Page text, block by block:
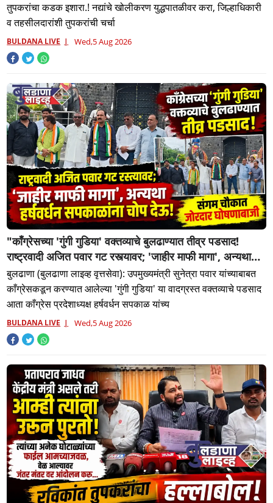
तुपकरांचा कडक इशारा.! नद्यांचे खोलीकरण युद्धपातळीवर करा, जिल्हाधिकारी
व तहसीलदारांशी तुपकरांची चर्चा
BULDANA LIVE Wed,5 Aug 2026
"काँग्रेसच्या 'गुंगी गुडिया' वक्तव्याचे बुलढाण्यात तीव्र पडसाद!
राष्ट्रवादी अजित पवार गट रस्त्यावर; 'जाहीर माफी मागा', अन्यथा
हर्षवर्धन सपकाळांना चोप देऊ! संगम चौकात जोरदार घोषणाबाजी"
बुलढाणा (बुलढाणा लाइव्ह वृत्तसेवा): उपमुख्यमंत्री सुनेत्रा पवार यांच्याबाबत
काँग्रेसकडून करण्यात आलेल्या 'गुंगी गुडिया' या वादग्रस्त वक्तव्याचे पडसाद
आता काँग्रेस प्रदेशाध्यक्ष हर्षवर्धन सपकाळ यांच्य
BULDANA LIVE Wed,5 Aug 2026